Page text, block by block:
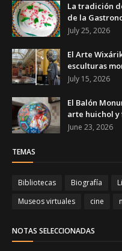
La tradición
de la
July 25, 2026
El Arte
esculturas
July 15, 2026
El Balón
arte huichol
June 23, 2026
TEMAS
Bibliotecas Biografía
Museos virtuales
cine
NOTAS SELECCIONADAS